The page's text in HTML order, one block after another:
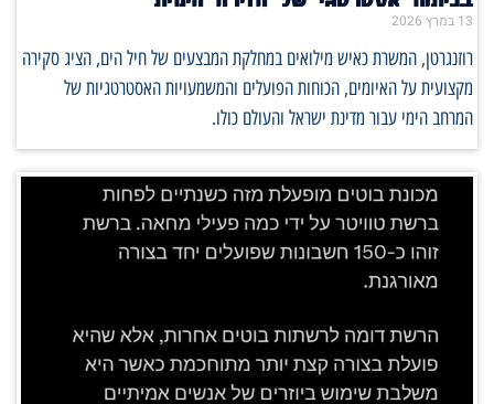
13 במרץ 2026
רוזנגרטן, המשרת כאיש מילואים במחלקת המבצעים של חיל הים, הציג סקירה
מקצועית על האיומים, הכוחות הפועלים והמשמעויות האסטרטגיות של
המרחב הימי עבור מדינת ישראל והעולם כולו.